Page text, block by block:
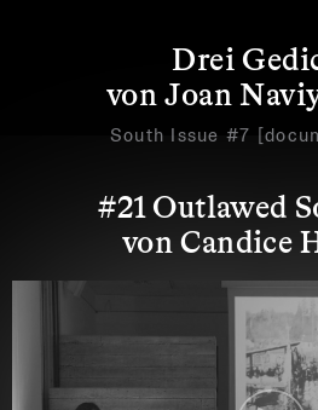
Drei
von Joan
South Issue #7
#21 Outlawed
von Candice